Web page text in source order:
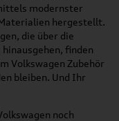
modernster
hergestellt.
die über die
finden
Volkswagen Zubehör
bleiben. Und Ihr
noch